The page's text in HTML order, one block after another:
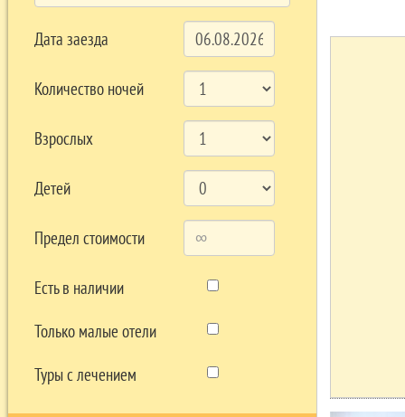
Дата заезда
Количество ночей
Взрослых
Детей
Предел стоимости
Есть в наличии
Только малые отели
Туры с лечением